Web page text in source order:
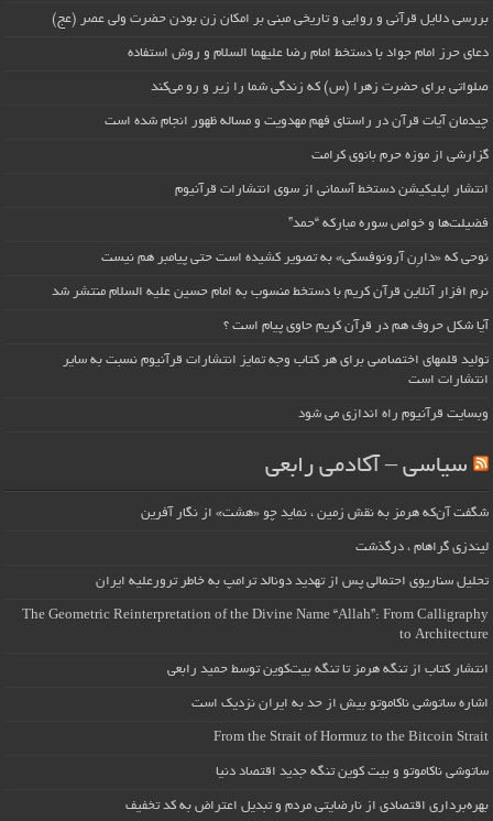
بررسی دلایل قرآنی و روایی و تاریخی مبنی بر امکان زن بودن حضرت ولی عصر (عج)
دعای حرز امام جواد با دستخط امام رضا علیهما السلام و روش استفاده
صلواتی برای حضرت زهرا (س) که زندگی شما را زیر و رو می‌کند
چیدمان آیات قرآن در راستای فهم مهدویت و مساله ظهور انجام شده است
گزارشی از موزه حرم بانوی کرامت
انتشار اپلیکیشن دستخط آسمانی از سوی انتشارات قرآنیوم
فضیلت‌ها و خواص سوره مبارکه “حمد”
نوحی که «دارِن آرونوفسکی» به تصویر کشیده است حتی پیامبر هم نیست
نرم افزار آنلاین قرآن کریم با دستخط منسوب به امام حسین علیه السلام منتشر شد
آیا شکل حروف هم در قرآن کریم حاوی پیام است ؟
تولید قلمهای اختصاصی برای هر کتاب وجه تمایز انتشارات قرآنیوم نسبت به سایر
انتشارات است
وبسایت قرآنیوم راه اندازی می شود
سیاسی – آکادمی رابعی
شگفت آن‌که هرمز به نقش زمین ، نماید چو «هشت» از نگار آفرین
لیندزی گراهام ، درگذشت
تحلیل سناریوی احتمالی پس از تهدید دونالد ترامپ به خاطر ترورعلیه ایران
The Geometric Reinterpretation of the Divine Name “Allah”: From Calligraphy
to Architecture
انتشار کتاب از تنگه هرمز تا تنگه بیت‌کوین توسط حمید رابعی
اشاره ساتوشی ناکاموتو بیش از حد به ایران نزدیک است
From the Strait of Hormuz to the Bitcoin Strait
ساتوشی ناکاموتو و بیت کوین تنگه جدید اقتصاد دنیا
بهره‌برداری اقتصادی از نارضایتی مردم و تبدیل اعتراض به کد تخفیف